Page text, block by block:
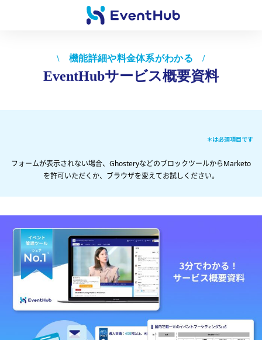
＊は必須項目です
フォームが表示されない場合、GhosteryなどのブロックツールからMarketo
を許可いただくか、ブラウザを変えてお試しください。
\ 機能詳細や料金体系がわかる /
EventHubサービス概要資料